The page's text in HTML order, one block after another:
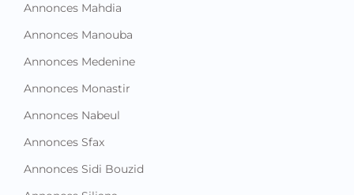
Annonces Mahdia
Annonces Manouba
Annonces Medenine
Annonces Monastir
Annonces Nabeul
Annonces Sfax
Annonces Sidi Bouzid